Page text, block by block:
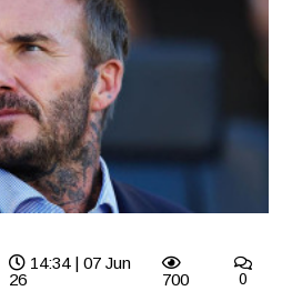
14:34 | 07 Jun
26
700 0